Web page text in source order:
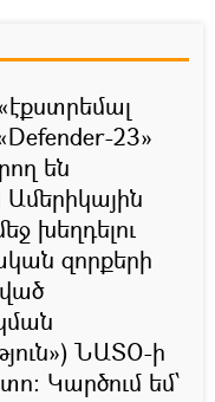
23»
են
Ամերիկային
խեղդելու
զորքերի
ՆԱՏՕ-ի
Կարծում եմ՝